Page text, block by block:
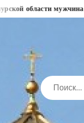
области мужчина
Search